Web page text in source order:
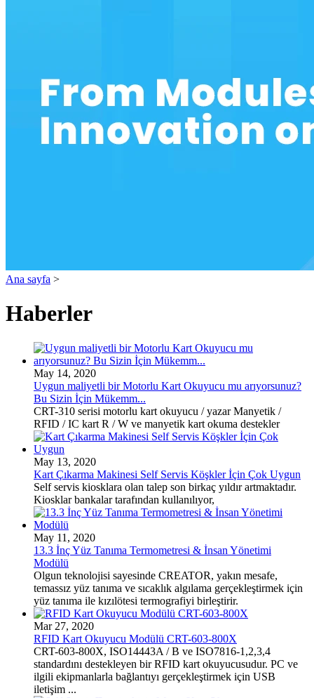
Ana sayfa >
Haberler
May 14, 2020
Uygun maliyetli bir Motorlu Kart Okuyucu mu arıyorsunuz?
Bu Sizin İçin Mükemm...
CRT-310 serisi motorlu kart okuyucu / yazar Manyetik /
RFID / IC kart R / W ve manyetik kart okuma destekler
May 13, 2020
Kart Çıkarma Makinesi Self Servis Köşkler İçin Çok Uygun
Self servis kiosklara olan talep son birkaç yıldır artmaktadır.
Kiosklar bankalar tarafından kullanılıyor,
May 11, 2020
13.3 İnç Yüz Tanıma Termometresi & İnsan Yönetimi
Modülü
Olgun teknolojisi sayesinde CREATOR, yakın mesafe,
temassız yüz tanıma ve sıcaklık algılama gerçekleştirmek için
yüz tanıma ile kızılötesi termografiyi birleştirir.
Mar 27, 2020
RFID Kart Okuyucu Modülü CRT-603-800X
CRT-603-800X, ISO14443A / B ve ISO7816-1,2,3,4
standardını destekleyen bir RFID kart okuyucusudur. PC ve
ilgili ekipmanlarla bağlantıyı gerçekleştirmek için USB
iletişim ...